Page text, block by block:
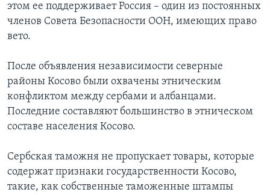
этом ее поддерживает Россия – один из постоянных
членов Совета Безопасности ООН, имеющих право
вето.
После объявления независимости северные
районы Косово были охвачены этническим
конфликтом между сербами и албанцами.
Последние составляют большинство в этническом
составе населения Косово.
Сербская таможня не пропускает товары, которые
содержат признаки государственности Косово,
такие, как собственные таможенные штампы